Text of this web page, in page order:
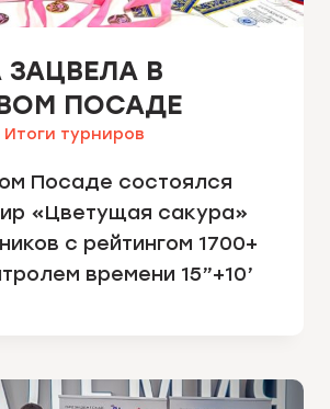
ЗАЦВЕЛА В
ПОСАДЕ
Итоги турниров
Посаде состоялся
«Цветущая сакура»
с рейтингом 1700+
времени 15”+10’